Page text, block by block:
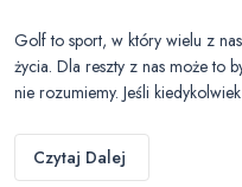
Golf to sport, w który wielu z
życia. Dla reszty z nas może to
nie rozumiemy. Jeśli
Czytaj Dalej